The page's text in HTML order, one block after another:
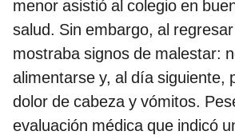
menor asistió al colegio en
salud. Sin embargo, al
mostraba signos de malestar:
alimentarse y, al día siguiente,
dolor de cabeza y vómitos.
evaluación médica que indicó